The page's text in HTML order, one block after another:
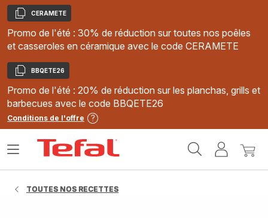
Copier
CERAMETE
Promo de l'été : 30% de réduction sur toutes nos poêles
et casseroles en céramique avec le code CERAMETE
Copier
BBQETE26
Promo de l'été : 20% de réduction sur les planchas, grills et
barbecues avec le code BBQETE26
Conditions de l'offre
MonMon
Ouvrir
TOUTES NOS RECETTES